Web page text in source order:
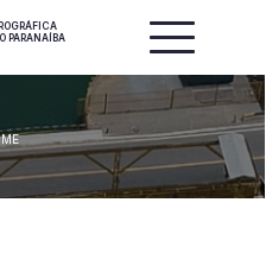
PARANAÍBA